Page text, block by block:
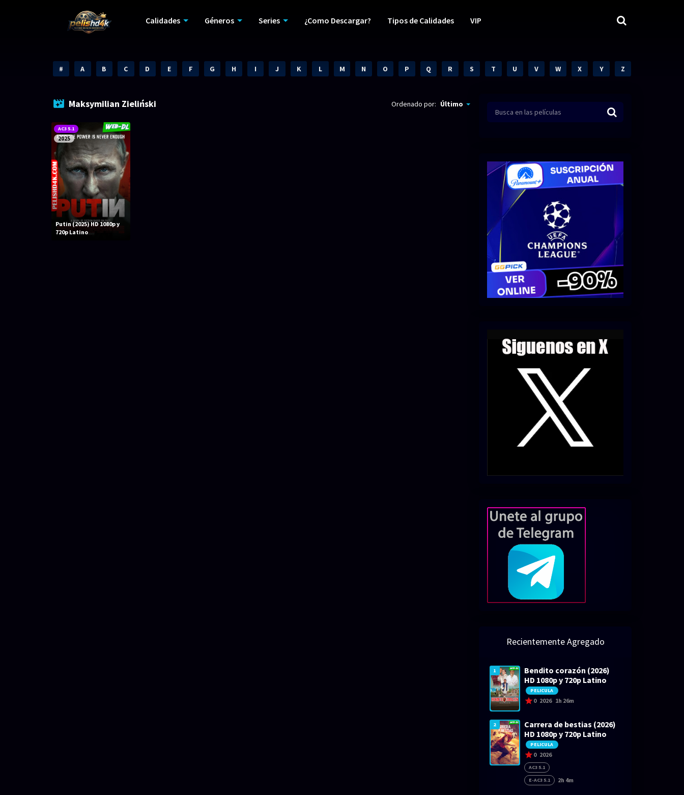
Calidades Géneros Series ¿Como Descargar? Tipos de Calidades VIP
# A B C D E F G H I J K L M N O P Q R S T U V W X Y Z
Maksymilian Zieliński Ordenado por: Último
AC3 5.1
2025
Putin (2025) HD 1080p y
720p Latino
Recientemente Agregado
1
Bendito corazón (2026)
HD 1080p y 720p Latino
PELICULA
0 2026 1h 26m
2
Carrera de bestias (2026)
HD 1080p y 720p Latino
PELICULA
0 2026
AC3 5.1
E-AC3 5.1
2h 4m